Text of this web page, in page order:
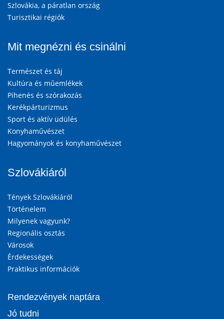
Szlovákia, a páratlan ország
Turisztikai régiók
Mit megnézni és csinálni
Természet és táj
Kultúra és műemlékek
Pihenés és szórakozás
Kerékpárturizmus
Sport és aktív üdülés
Konyhaművészet
Hagyományok és konyhaművészet
Szlovákiáról
Tények Szlovákiáról
Történelem
Milyenek vagyunk?
Regionális osztás
Városok
Érdekességek
Praktikus információk
Rendezvények naptára
Jó tudni